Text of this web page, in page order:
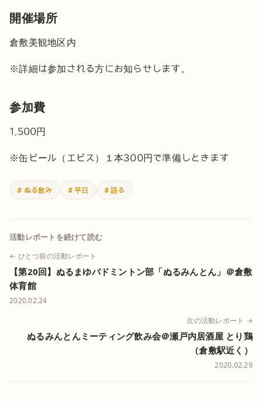
開催場所
倉敷美観地区内
※詳細は参加される方にお知らせします。
参加費
1,500円
※缶ビール（エビス）１本300円で準備しときます
# ぬる飲み # 平日 # 語る
活動レポートを続けて読む
← ひとつ前の活動レポート
【第20回】ぬるまゆバドミントン部「ぬるみんとん」＠倉敷
体育館
2020.02.24
次の活動レポート →
ぬるみんとんミーティング飲み会＠瀬戸内居酒屋 とり鶏
（倉敷駅近く）
2020.02.29